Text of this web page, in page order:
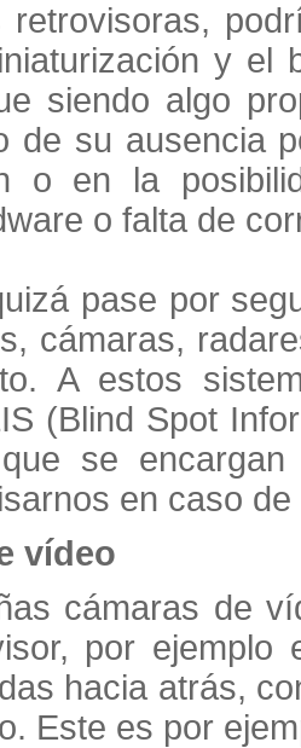
retrovisoras,
y el
siendo algo
de su ausencia
o en la
o falta de
pase por
cámaras,
A estos
(Blind Spot
se
en caso de
vídeo
cámaras de
por
hacia atrás,
Este es por